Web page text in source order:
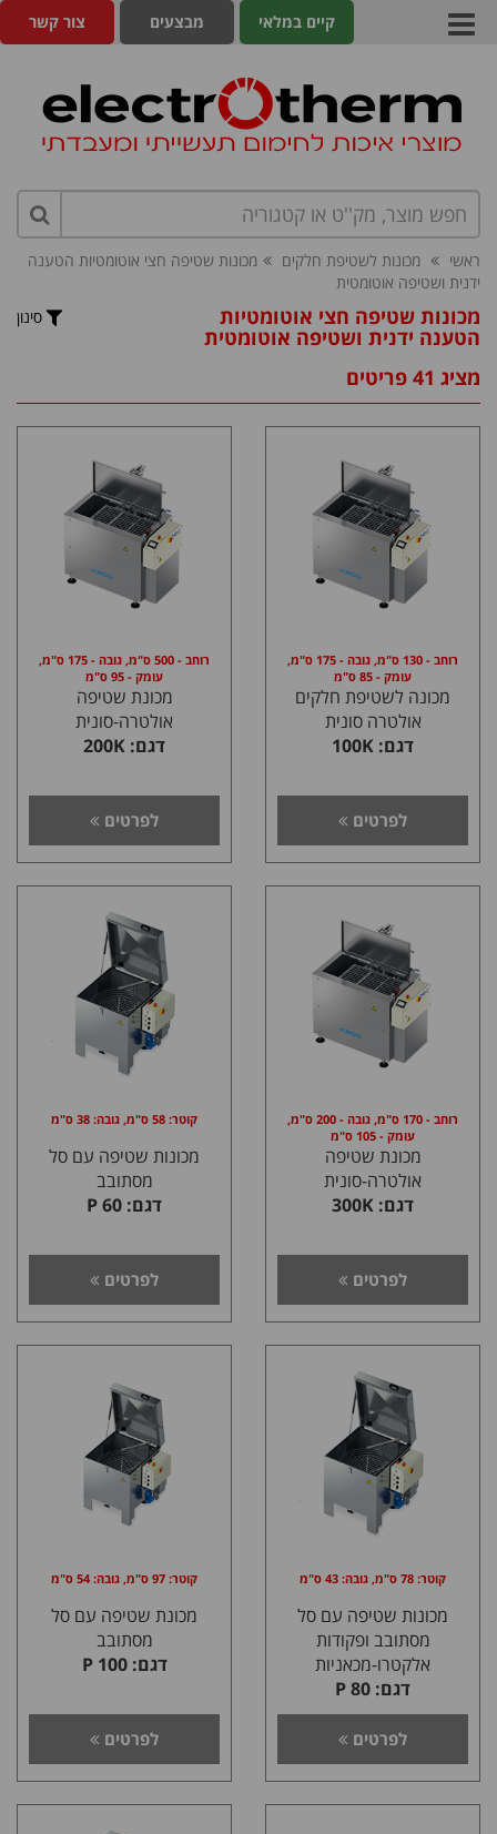
צור קשר מבצעים קיים במלאי
ראשי מכונות לשטיפת חלקים
מכונות שטיפה חצי אוטומטיות הטענה
ידנית ושטיפה אוטומטית
מכונות שטיפה חצי אוטומטיות
הטענה ידנית ושטיפה אוטומטית
סינון
מציג 41 פריטים
רוחב - 130 ס"מ, גובה - 175 ס"מ,
עומק - 85 ס"מ
מכונה לשטיפת חלקים
אולטרה סונית
דגם: 100K
לפרטים
רוחב - 500 ס"מ, גובה - 175 ס"מ,
עומק - 95 ס"מ
מכונת שטיפה
אולטרה-סונית
דגם: 200K
לפרטים
רוחב - 170 ס"מ, גובה - 200 ס"מ,
עומק - 105 ס"מ
מכונת שטיפה
אולטרה-סונית
דגם: 300K
לפרטים
קוטר: 58 ס"מ, גובה: 38 ס"מ
מכונות שטיפה עם סל
מסתובב
דגם: P 60
לפרטים
קוטר: 78 ס"מ, גובה: 43 ס"מ
מכונות שטיפה עם סל
מסתובב ופקודות
אלקטרו-מכאניות
דגם: P 80
לפרטים
קוטר: 97 ס"מ, גובה: 54 ס"מ
מכונת שטיפה עם סל
מסתובב
דגם: P 100
לפרטים